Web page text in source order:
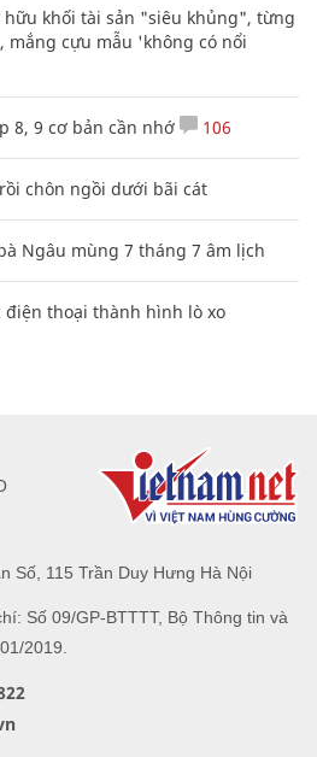
hữu khối tài sản "siêu khủng", từng
mắng cựu mẫu 'không có nổi
8, 9 cơ bản cần nhớ 106
chôn ngồi dưới bãi cát
Ngâu mùng 7 tháng 7 âm lịch
điện thoại thành hình lò xo
Số, 115 Trần Duy Hưng Hà Nội
Số 09/GP-BTTTT, Bộ Thông tin và
2019.